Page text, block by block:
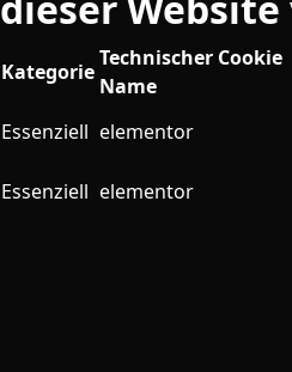
Kategorie
Technischer Cookie
Name
Essenziell elementor
Essenziell elementor